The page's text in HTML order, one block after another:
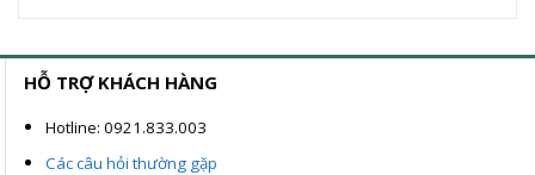
HỖ TRỢ KHÁCH HÀNG
Hotline: 0921.833.003
Các câu hỏi thường gặp